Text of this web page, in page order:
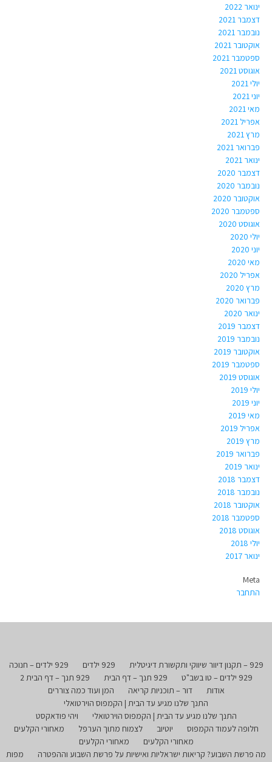
ינואר 2022
דצמבר 2021
נובמבר 2021
אוקטובר 2021
ספטמבר 2021
אוגוסט 2021
יולי 2021
יוני 2021
מאי 2021
אפריל 2021
מרץ 2021
פברואר 2021
ינואר 2021
דצמבר 2020
נובמבר 2020
אוקטובר 2020
ספטמבר 2020
אוגוסט 2020
יולי 2020
יוני 2020
מאי 2020
אפריל 2020
מרץ 2020
פברואר 2020
ינואר 2020
דצמבר 2019
נובמבר 2019
אוקטובר 2019
ספטמבר 2019
אוגוסט 2019
יולי 2019
יוני 2019
מאי 2019
אפריל 2019
מרץ 2019
פברואר 2019
ינואר 2019
דצמבר 2018
נובמבר 2018
אוקטובר 2018
ספטמבר 2018
אוגוסט 2018
יולי 2018
ינואר 2017
Meta
התחבר
929 – תקנון דיוור שיווקי ותקשורת דיגיטלית 929 ילדים
929 ילדים – חנוכה
929 ילדים – טו בשב"ט
929 תנך – דף הבית
929 תנך – דף הבית 2
אודות
דור – תוכניות קריאה
המן ועוד כמה צוררים
התנך שלנו מגיע עד הבית | הקמפוס הוירטואלי
התנך שלנו מגיע עד הבית | הקמפוס הוירטואלי
ויהי פודאקסט
חלופה לעמוד הקמפוס
יוטיוב לצמוח מתוך הערפל
מאחורי הקלעים
מאחורי הקלעים
מאחורי הקלעים
מה פרשת השבוע? קריאות ישראליות ואישיות על פרשת השבוע וההפטרה
מפות